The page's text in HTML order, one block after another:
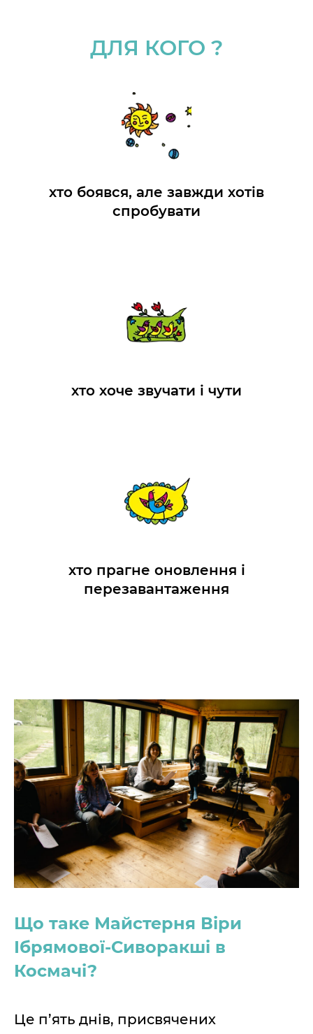
ДЛЯ КОГО ?
хто боявся, але завжди хотів
спробувати
хто хоче звучати і чути
хто прагне оновлення і
перезавантаження
Що таке Майстерня Віри
Ібрямової-Сиворакші в
Космачі?
Це п’ять днів, присвячених